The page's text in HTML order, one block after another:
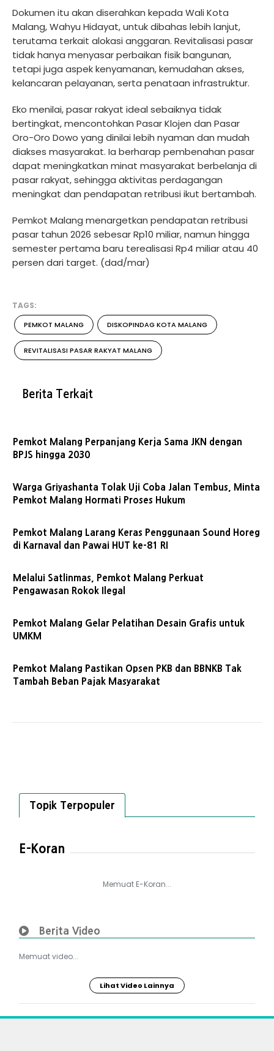
Dokumen itu akan diserahkan kepada Wali Kota
Malang, Wahyu Hidayat, untuk dibahas lebih lanjut,
terutama terkait alokasi anggaran. Revitalisasi pasar
tidak hanya menyasar perbaikan fisik bangunan,
tetapi juga aspek kenyamanan, kemudahan akses,
kelancaran pelayanan, serta penataan infrastruktur.
Eko menilai, pasar rakyat ideal sebaiknya tidak
bertingkat, mencontohkan Pasar Klojen dan Pasar
Oro-Oro Dowo yang dinilai lebih nyaman dan mudah
diakses masyarakat. Ia berharap pembenahan pasar
dapat meningkatkan minat masyarakat berbelanja di
pasar rakyat, sehingga aktivitas perdagangan
meningkat dan pendapatan retribusi ikut bertambah.
Pemkot Malang menargetkan pendapatan retribusi
pasar tahun 2026 sebesar Rp10 miliar, namun hingga
semester pertama baru terealisasi Rp4 miliar atau 40
persen dari target. (dad/mar)
TAGS:
PEMKOT MALANG DISKOPINDAG KOTA MALANG
REVITALISASI PASAR RAKYAT MALANG
Berita Terkait
Pemkot Malang Perpanjang Kerja Sama JKN dengan
BPJS hingga 2030
Warga Griyashanta Tolak Uji Coba Jalan Tembus, Minta
Pemkot Malang Hormati Proses Hukum
Pemkot Malang Larang Keras Penggunaan Sound Horeg
di Karnaval dan Pawai HUT ke-81 RI
Melalui Satlinmas, Pemkot Malang Perkuat
Pengawasan Rokok Ilegal
Pemkot Malang Gelar Pelatihan Desain Grafis untuk
UMKM
Pemkot Malang Pastikan Opsen PKB dan BBNKB Tak
Tambah Beban Pajak Masyarakat
Topik Terpopuler
E-Koran
Memuat E-Koran...
Berita Video
Memuat video...
Lihat Video Lainnya